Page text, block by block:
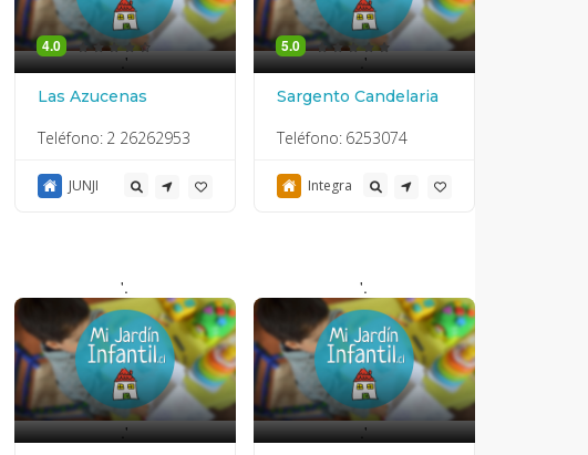
.'
4.0
Las Azucenas
Teléfono: 2 26262953
JUNJI
.'
5.0
Sargento Candelaria
Teléfono: 6253074
Integra
'.
.'
'.
.'